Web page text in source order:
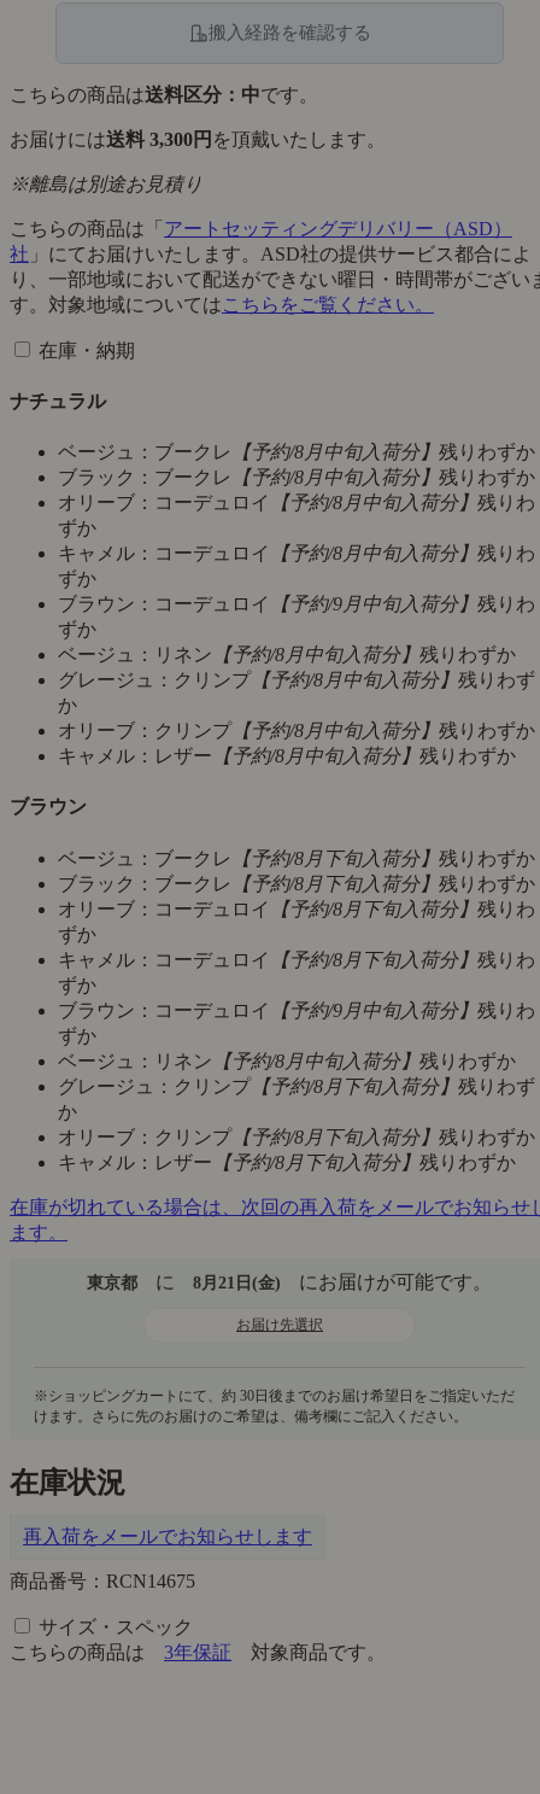
搬入経路を確認する
こちらの商品は送料区分：中です。
お届けには送料 3,300円 を頂戴いたします。
※離島は別途お見積り
こちらの商品は「 アートセッティングデリバリー（ASD）
社 」にてお届けいたします。ASD社の提供サービス都合によ
り、一部地域において配送ができない曜日・時間帯がござい
す。対象地域についてはこちらをご覧ください。
在庫・納期
ナチュラル
ベージュ：ブークレ 【予約/8月中旬入荷分】 残りわずか
ブラック：ブークレ
【予約/8月中旬入荷分】 残りわずか
オリーブ：コーデュロイ
【予約/8月中旬入荷分】 残りわ
ずか
キャメル：コーデュロイ
【予約/8月中旬入荷分】 残りわ
ずか
ブラウン：コーデュロイ
【予約/9月中旬入荷分】 残りわ
ずか
ベージュ：リネン 【予約/8月中旬入荷分】 残りわずか
グレージュ：クリンプ【予約/8月中旬入荷分】 残りわず
か
オリーブ：クリンプ【予約/8月中旬入荷分】 残りわずか
キャメル：レザー 【予約/8月中旬入荷分】 残りわずか
ブラウン
ベージュ：ブークレ 【予約/8月下旬入荷分】 残りわずか
ブラック：ブークレ
【予約/8月下旬入荷分】 残りわずか
オリーブ：コーデュロイ
【予約/8月下旬入荷分】 残りわ
ずか
キャメル：コーデュロイ
【予約/8月下旬入荷分】 残りわ
ずか
ブラウン：コーデュロイ
【予約/9月中旬入荷分】 残りわ
ずか
ベージュ：リネン 【予約/8月中旬入荷分】 残りわずか
グレージュ：クリンプ【予約/8月下旬入荷分】 残りわず
か
オリーブ：クリンプ【予約/8月下旬入荷分】 残りわずか
キャメル：レザー 【予約/8月下旬入荷分】 残りわずか
在庫が切れている場合は、次回の再入荷をメールでお知らせ
ます。
東京都 に 8月21日(金) にお届けが可能です。
お届け先選択
在庫状況
再入荷をメールでお知らせします
商品番号：RCN14675
サイズ・スペック
こちらの商品は 3年保証 対象商品です。